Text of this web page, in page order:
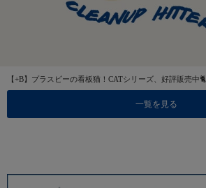
【+B】プラスビーの看板猫！CATシリーズ、好評販売中🐈
一覧を見る